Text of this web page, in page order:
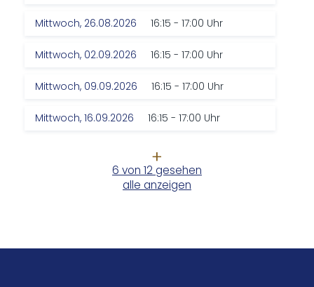
Mittwoch, 26.08.2026 16:15 - 17:00 Uhr
Mittwoch, 02.09.2026 16:15 - 17:00 Uhr
Mittwoch, 09.09.2026 16:15 - 17:00 Uhr
Mittwoch, 16.09.2026 16:15 - 17:00 Uhr
6 von 12 gesehen
alle anzeigen